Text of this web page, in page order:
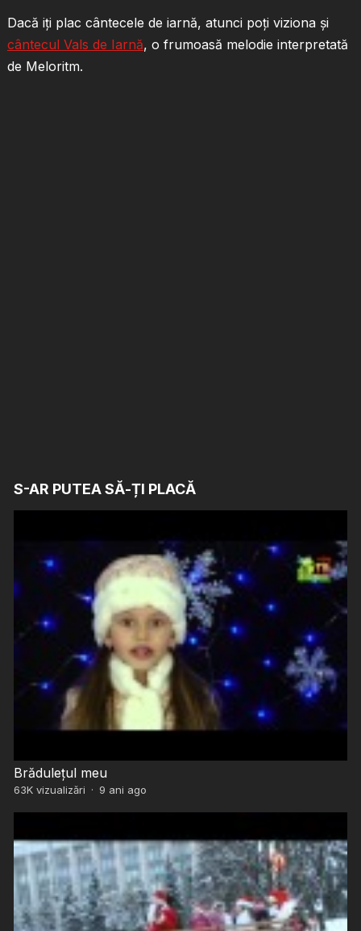
Dacă iți plac cântecele de iarnă, atunci poți viziona și
cântecul Vals de Iarnă, o frumoasă melodie interpretată
de Meloritm.
S-AR PUTEA SĂ-ȚI PLACĂ
Brădulețul meu
63Kvizualizări · 9 ani ago